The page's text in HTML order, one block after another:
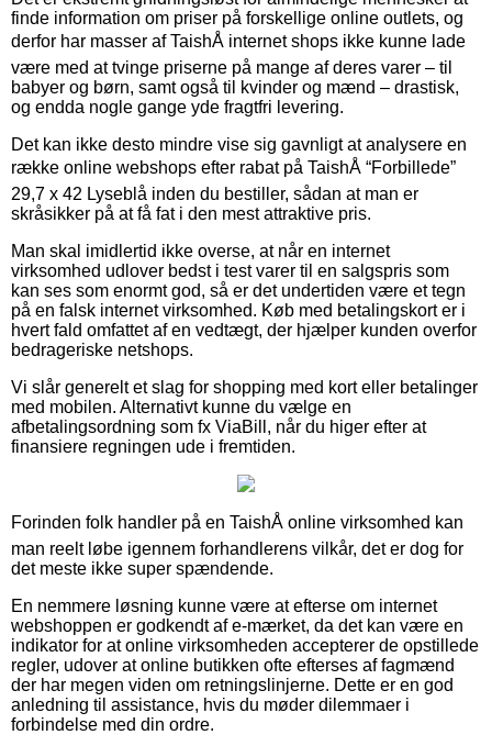
finde information om priser på forskellige online outlets, og
derfor har masser af TaishÅ internet shops ikke kunne lade
være med at tvinge priserne på mange af deres varer – til
babyer og børn, samt også til kvinder og mænd – drastisk,
og endda nogle gange yde fragtfri levering.
Det kan ikke desto mindre vise sig gavnligt at analysere en
række online webshops efter rabat på TaishÅ “Forbillede”
29,7 x 42 Lyseblå inden du bestiller, sådan at man er
skråsikker på at få fat i den mest attraktive pris.
Man skal imidlertid ikke overse, at når en internet
virksomhed udlover bedst i test varer til en salgspris som
kan ses som enormt god, så er det undertiden være et tegn
på en falsk internet virksomhed. Køb med betalingskort er i
hvert fald omfattet af en vedtægt, der hjælper kunden overfor
bedrageriske netshops.
Vi slår generelt et slag for shopping med kort eller betalinger
med mobilen. Alternativt kunne du vælge en
afbetalingsordning som fx ViaBill, når du higer efter at
finansiere regningen ude i fremtiden.
Forinden folk handler på en TaishÅ online virksomhed kan
man reelt løbe igennem forhandlerens vilkår, det er dog for
det meste ikke super spændende.
En nemmere løsning kunne være at efterse om internet
webshoppen er godkendt af e-mærket, da det kan være en
indikator for at online virksomheden accepterer de opstillede
regler, udover at online butikken ofte efterses af fagmænd
der har megen viden om retningslinjerne. Dette er en god
anledning til assistance, hvis du møder dilemmaer i
forbindelse med din ordre.